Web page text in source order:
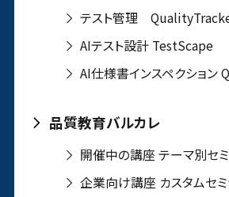
テスト管理
AIテスト設計 TestScape
AI仕様書インスペクショ
品質教育バルカレ
開催中の講座 テーマ別セ
企業向け講座 カスタムセ